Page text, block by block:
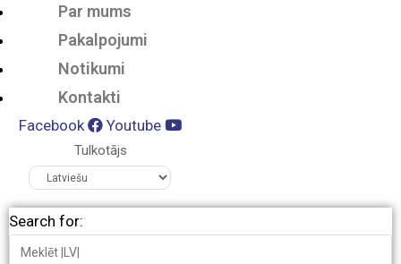
Par mums
Pakalpojumi
Notikumi
Kontakti
Facebook Youtube
Tulkotājs
Search for: